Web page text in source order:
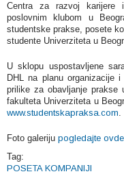
Centra za razvoj karijere
poslovnim klubom u
studentske prakse, posete
studente Univerziteta u
U sklopu uspostavljene
DHL na planu organizacije
prilike za obavljanje prakse
fakulteta Univerziteta u
www.studentskapraksa.com.
Foto galeriju pogledajte
Tag:
POSETA KOMPANIJI